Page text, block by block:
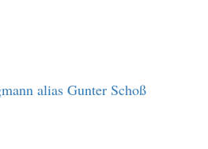
alias Gunter Schoß